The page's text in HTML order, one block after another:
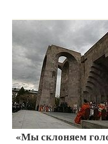
«Мы склоняем